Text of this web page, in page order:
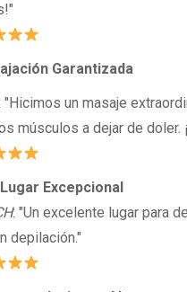
Garantizada
"Hicimos un masaje
músculos a dejar de doler.
Excepcional
: "Un excelente lugar para
depilación."